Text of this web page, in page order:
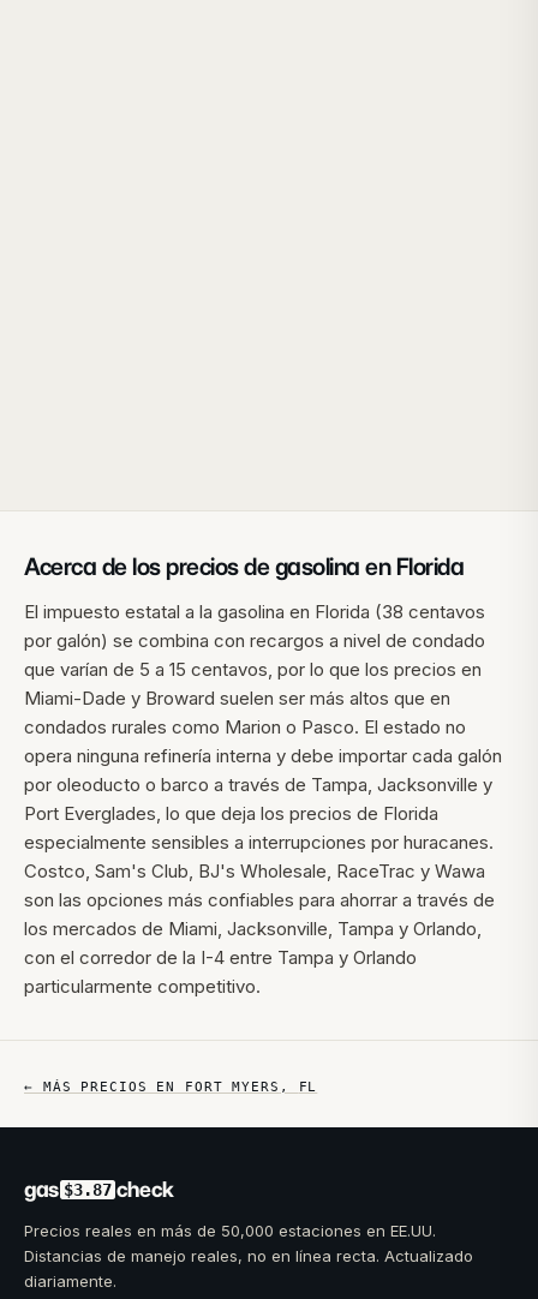
Acerca de los precios de gasolina en Florida
El impuesto estatal a la gasolina en Florida (38 centavos
por galón) se combina con recargos a nivel de condado
que varían de 5 a 15 centavos, por lo que los precios en
Miami-Dade y Broward suelen ser más altos que en
condados rurales como Marion o Pasco. El estado no
opera ninguna refinería interna y debe importar cada galón
por oleoducto o barco a través de Tampa, Jacksonville y
Port Everglades, lo que deja los precios de Florida
especialmente sensibles a interrupciones por huracanes.
Costco, Sam's Club, BJ's Wholesale, RaceTrac y Wawa
son las opciones más confiables para ahorrar a través de
los mercados de Miami, Jacksonville, Tampa y Orlando,
con el corredor de la I-4 entre Tampa y Orlando
particularmente competitivo.
← MÁS PRECIOS EN FORT MYERS , FL
gas $3.87 check
Precios reales en más de 50,000 estaciones en EE.UU.
Distancias de manejo reales, no en línea recta. Actualizado
diariamente.